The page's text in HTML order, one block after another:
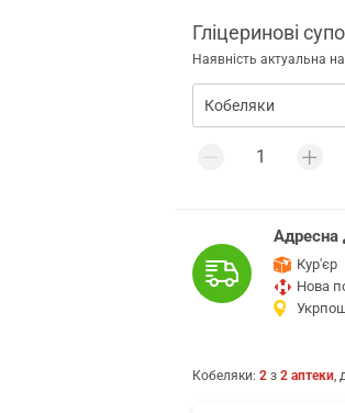
Гліцеринові
Наявність актуальна
Адресна
Кур'єр
Нова
Кобеляки: 2 з 2 аптеки,